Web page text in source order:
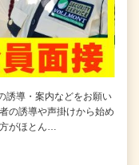
誘導・案内などをお願い
の誘導や声掛けから始め
がほとん…